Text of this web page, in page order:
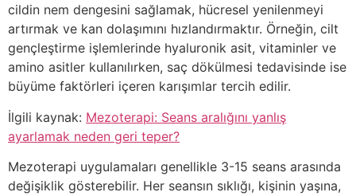
cildin nem dengesini sağlamak, hücresel yenilenmeyi
artırmak ve kan dolaşımını hızlandırmaktır. Örneğin, cilt
gençleştirme işlemlerinde hyaluronik asit, vitaminler ve
amino asitler kullanılırken, saç dökülmesi tedavisinde ise
büyüme faktörleri içeren karışımlar tercih edilir.
İlgili kaynak: Mezoterapi: Seans aralığını yanlış
ayarlamak neden geri teper?
Mezoterapi uygulamaları genellikle 3-15 seans arasında
değişiklik gösterebilir. Her seansın sıklığı, kişinin yaşına,